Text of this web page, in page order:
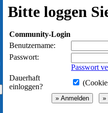
Bitte loggen
Community-Login
Benutzername:
Passwort:
Passwort
Dauerhaft
einloggen?